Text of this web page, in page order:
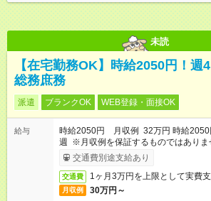
未読
【在宅勤務OK】時給2050円！週
総務庶務
派遣 ブランクOK WEB登録・面接OK
給与
時給2050円 月収例 32万円 時給2050
週 ※月収例を保証するものではあり
ービス利用可（利用条件有）
交通費別途支給あり
交通費 1ヶ月3万円を上限として実費
月収例 30万円～